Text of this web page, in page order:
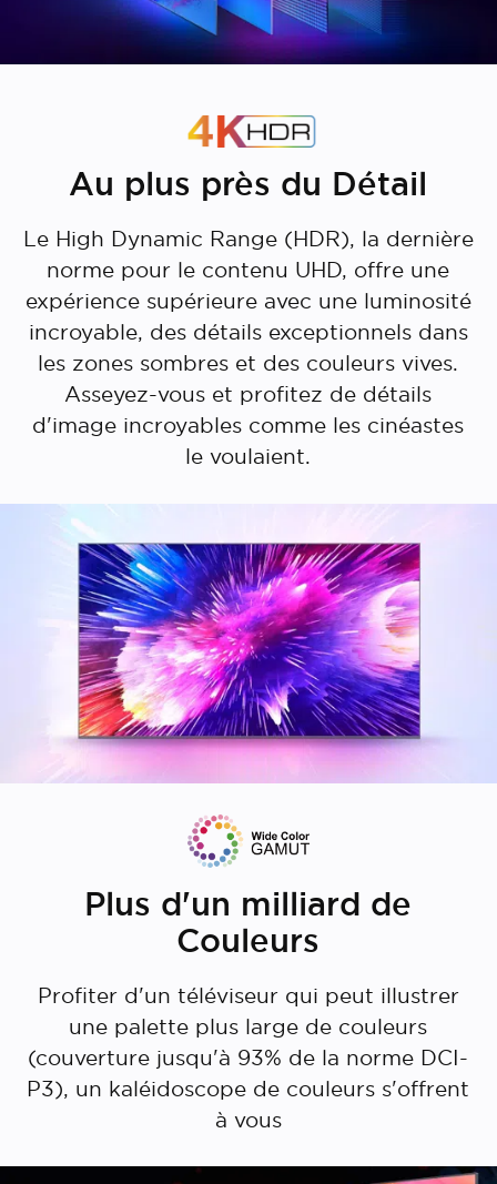
Au plus près du Détail
Le High Dynamic Range (HDR), la dernière
norme pour le contenu UHD, offre une
expérience supérieure avec une luminosité
incroyable, des détails exceptionnels dans
les zones sombres et des couleurs vives.
Asseyez-vous et profitez de détails
d'image incroyables comme les cinéastes
le voulaient.
Plus d'un milliard de
Couleurs
Profiter d'un téléviseur qui peut illustrer
une palette plus large de couleurs
(couverture jusqu'à 93% de la norme DCI-
P3), un kaléidoscope de couleurs s'offrent
à vous